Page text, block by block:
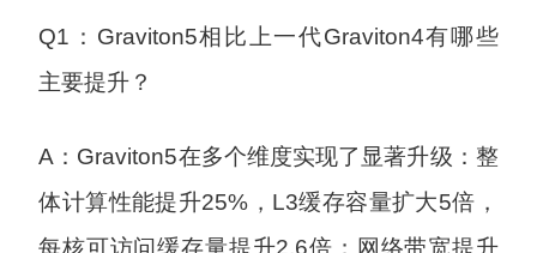
Q1：Graviton5相比上一代Graviton4有哪些
主要提升？
A：Graviton5在多个维度实现了显著升级：整
体计算性能提升25%，L3缓存容量扩大5倍，
每核可访问缓存量提升2.6倍；网络带宽提升